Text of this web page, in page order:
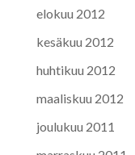
elokuu 2012
kesäkuu 2012
huhtikuu 2012
maaliskuu 2012
joulukuu 2011